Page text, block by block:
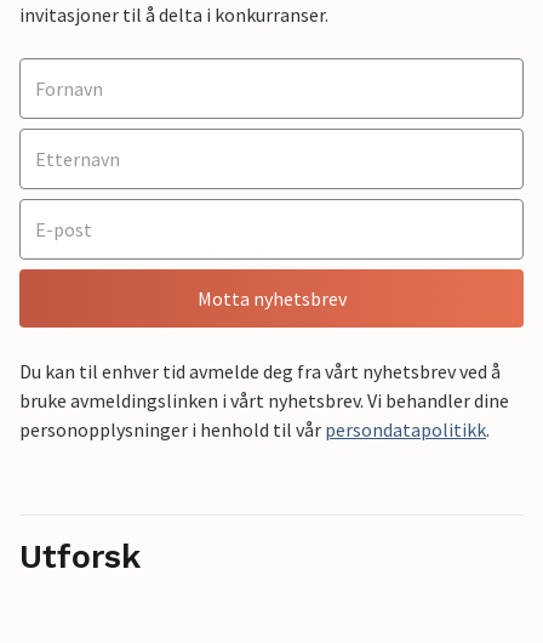
invitasjoner til å delta i konkurranser.
Motta nyhetsbrev
Du kan til enhver tid avmelde deg fra vårt nyhetsbrev ved å
bruke avmeldingslinken i vårt nyhetsbrev. Vi behandler dine
personopplysninger i henhold til vår persondatapolitikk.
Utforsk